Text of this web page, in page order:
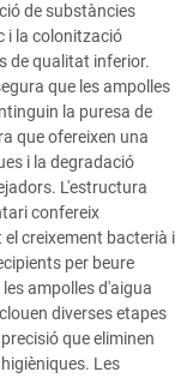
de substàncies
i la colonització
de qualitat inferior.
que les ampolles
la puresa de
que ofereixen una
i la degradació
L'estructura
confereix
creixement bacterià i
per beure
ampolles d'aigua
diverses etapes
que eliminen
Les